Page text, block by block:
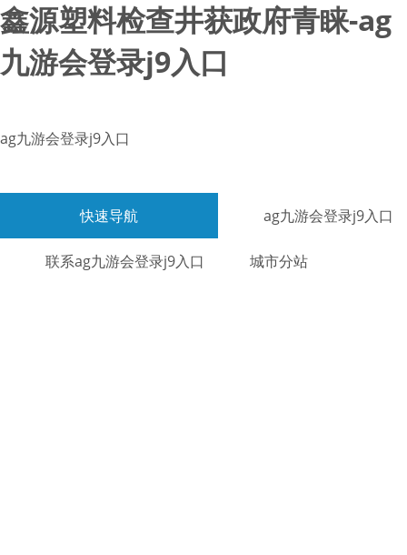
鑫源塑料检查井获政府青睐-ag
九游会登录j9入口
ag九游会登录j9入口
快速导航 ag九游会登录j9入口
联系ag九游会登录j9入口 城市分站